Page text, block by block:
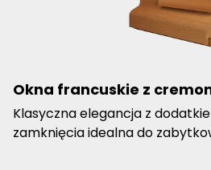
Okna francuskie z
Klasyczna elegancja z
zamknięcia idealna do